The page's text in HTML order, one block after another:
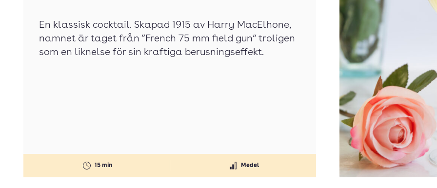
15 min Medel
En klassisk cocktail. Skapad 1915 av Harry MacElhone,
namnet är taget från ”French 75 mm field gun” troligen
som en liknelse för sin kraftiga berusningseffekt.